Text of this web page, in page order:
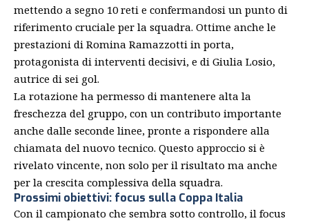
mettendo a segno 10 reti e confermandosi un punto di
riferimento cruciale per la squadra. Ottime anche le
prestazioni di Romina Ramazzotti in porta,
protagonista di interventi decisivi, e di Giulia Losio,
autrice di sei gol.
La rotazione ha permesso di mantenere alta la
freschezza del gruppo, con un contributo importante
anche dalle seconde linee, pronte a rispondere alla
chiamata del nuovo tecnico. Questo approccio si è
rivelato vincente, non solo per il risultato ma anche
per la crescita complessiva della squadra.
Prossimi obiettivi: focus sulla Coppa Italia
Con il campionato che sembra sotto controllo, il focus